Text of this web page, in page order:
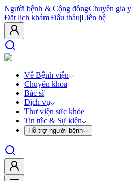
Người bệnh & Cộng đồngChuyên gia y
Đặt lịch khám|Đấu thầu|Liên hệ
Về Bệnh viện
Chuyên khoa
Bác sĩ
Dịch vụ
Thư viện sức khỏe
Tin tức & Sự kiện
Hỗ trợ người bệnh